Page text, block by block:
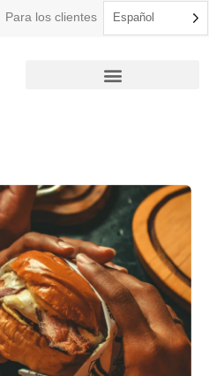
Para los clientes Español